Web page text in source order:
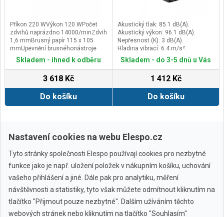
Příkon 220 WVýkon 120 WPočet
zdvihů naprázdno 14000/minZdvih
1,6 mmBrusný papír 115 x 105
mmUpevnění brusnéhonástroje
suchý zip/svorkaDélka kabelu 4,0
mHmotnost 1,2 kg
Skladem - ihned k odběru
3 618 Kč
Do košíku
Akustický tlak: 85.1 dB(A).
Akustický výkon: 96.1 dB(A).
Nepřesnost (K): 3 dB(A).
Hladina vibrací: 6.4 m/s².
Skladem - do 3-5 dnů u Vás
1 412 Kč
Do košíku
Zobrazit další
Nastavení cookies na webu Elespo.cz
Tyto stránky společnosti Elespo používají cookies pro nezbytné
funkce jako je např. uložení položek v nákupním košíku, uchování
vašeho přihlášení a jiné. Dále pak pro analytiku, měření
návštěvnosti a statistiky, tyto však můžete odmítnout kliknutím na
tlačítko "Přijmout pouze nezbytné". Dalším užíváním těchto
webových stránek nebo kliknutím na tlačítko "Souhlasím"